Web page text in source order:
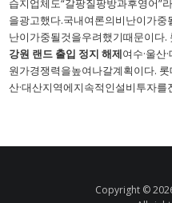
습지업체도“갈팡질팡방과후영어”
을광고했다.국내여론의비난이가
난이가중될것을우려했기때문이다
강원 랜드 출입 정지 해제여수·울산
원가경쟁력을높여나갈계획이다.
산·대산지역에지속적인설비투자
Copyright ©